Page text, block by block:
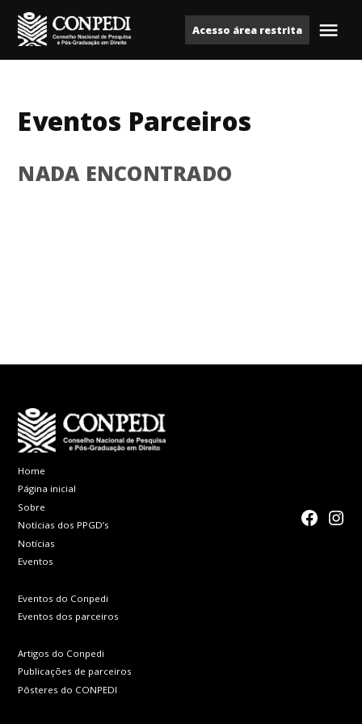
para
o
ConpediAcesso área restrita
Eventos Parceiros
NADA ENCONTRADO
Home
Página inicial
Sobre
Notícias dos PPGD’s
Notícias
Eventos
Eventos do Conpedi
Eventos dos parceiros
Artigos do Conpedi
Publicações de parceiros
Pôsteres do CONPEDI